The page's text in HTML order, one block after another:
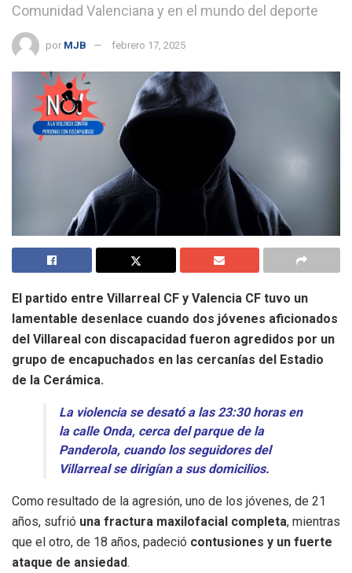
Comunidad Valenciana y en el mundo del deporte
por MJB febrero 17, 2025
El partido entre Villarreal CF y Valencia CF tuvo un
lamentable desenlace cuando dos jóvenes aficionados
del Villareal con discapacidad fueron agredidos por un
grupo de encapuchados en las cercanías del Estadio
de la Cerámica.
La violencia se desató a las 23:30 horas en
la calle Onda, cerca del parque de la
Panderola, cuando los seguidores del
Villarreal se dirigían a sus domicilios.
Como resultado de la agresión, uno de los jóvenes, de 21
años, sufrió una fractura maxilofacial completa, mientras
que el otro, de 18 años, padeció contusiones y un fuerte
ataque de ansiedad.